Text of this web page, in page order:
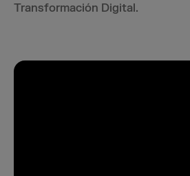
Transformación Digital.